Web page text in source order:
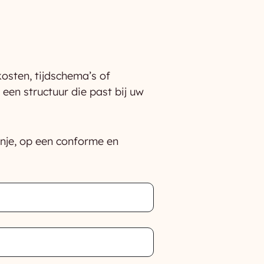
tijdschema’s of
structuur die past bij uw
op een conforme en